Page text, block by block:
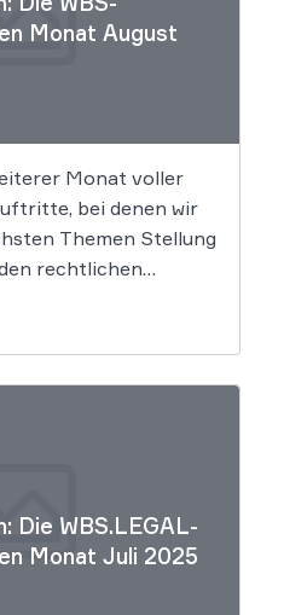
Monat August
Monat voller
bei denen wir
Themen Stellung
rechtlichen
bis zu
zum Merchandise
unser rechtliches
Die WBS.LEGAL-
Monat Juli 2025